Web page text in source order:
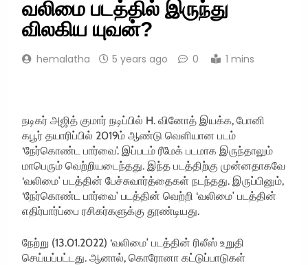
வலிமை படத்தில் இருந்து
விலகிய யுவன்?
hemalatha 5 years ago 0 1 mins
நடிகர் அஜித் குமார் நடிப்பில் H. வினோத் இயக்க, போனி
கபூர் தயாரிப்பில் 2019ம் ஆண்டு வெளியான படம்
‘நேர்கொண்ட பார்வை’. இப்படம் ரீமேக் படமாக இருந்தாலும்
மாபெரும் வெற்றியடைந்தது. இந்த படத்திற்கு முன்னதாகவே
‘வலிமை’ படத்தின் பேச்சுவார்த்தைகள் நடந்தது. இருப்பினும்,
‘நேர்கொண்ட பார்வை’ படத்தின் வெற்றி ‘வலிமை’ படத்தின்
எதிர்பார்ப்பை ரசிகர்களுக்கு தூண்டியது.
நேற்று (13.01.2022) ‘வலிமை’ படத்தின் ரிலீஸ் உறுதி
செய்யப்பட்டது. ஆனால், கொரோனா கட்டுப்பாடுகள்